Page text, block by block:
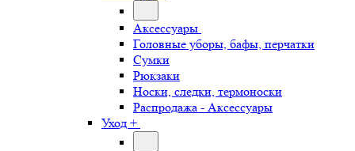
Аксессуары
Головные уборы, бафы, перчатки
Сумки
Рюкзаки
Носки, следки, термоноски
Распродажа - Аксессуары
Уход +